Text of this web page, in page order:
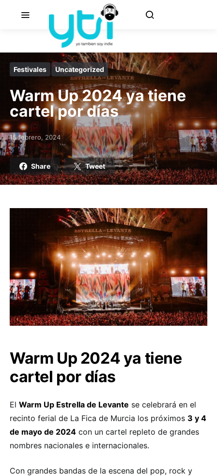
Festivales Uncategorized
Warm Up 2024 ya tiene
cartel por días
Posted on
15 febrero, 2024
Share Tweet
Warm Up 2024 ya tiene
cartel por días
El Warm Up Estrella de Levante se celebrará en el
recinto ferial de La Fica de Murcia los próximos 3 y 4
de mayo de 2024 con un cartel repleto de grandes
nombres nacionales e internacionales.
Con grandes bandas de la escena del pop, rock y